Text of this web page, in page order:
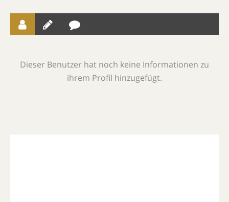
Dieser Benutzer hat noch keine Informationen zu
ihrem Profil hinzugefügt.